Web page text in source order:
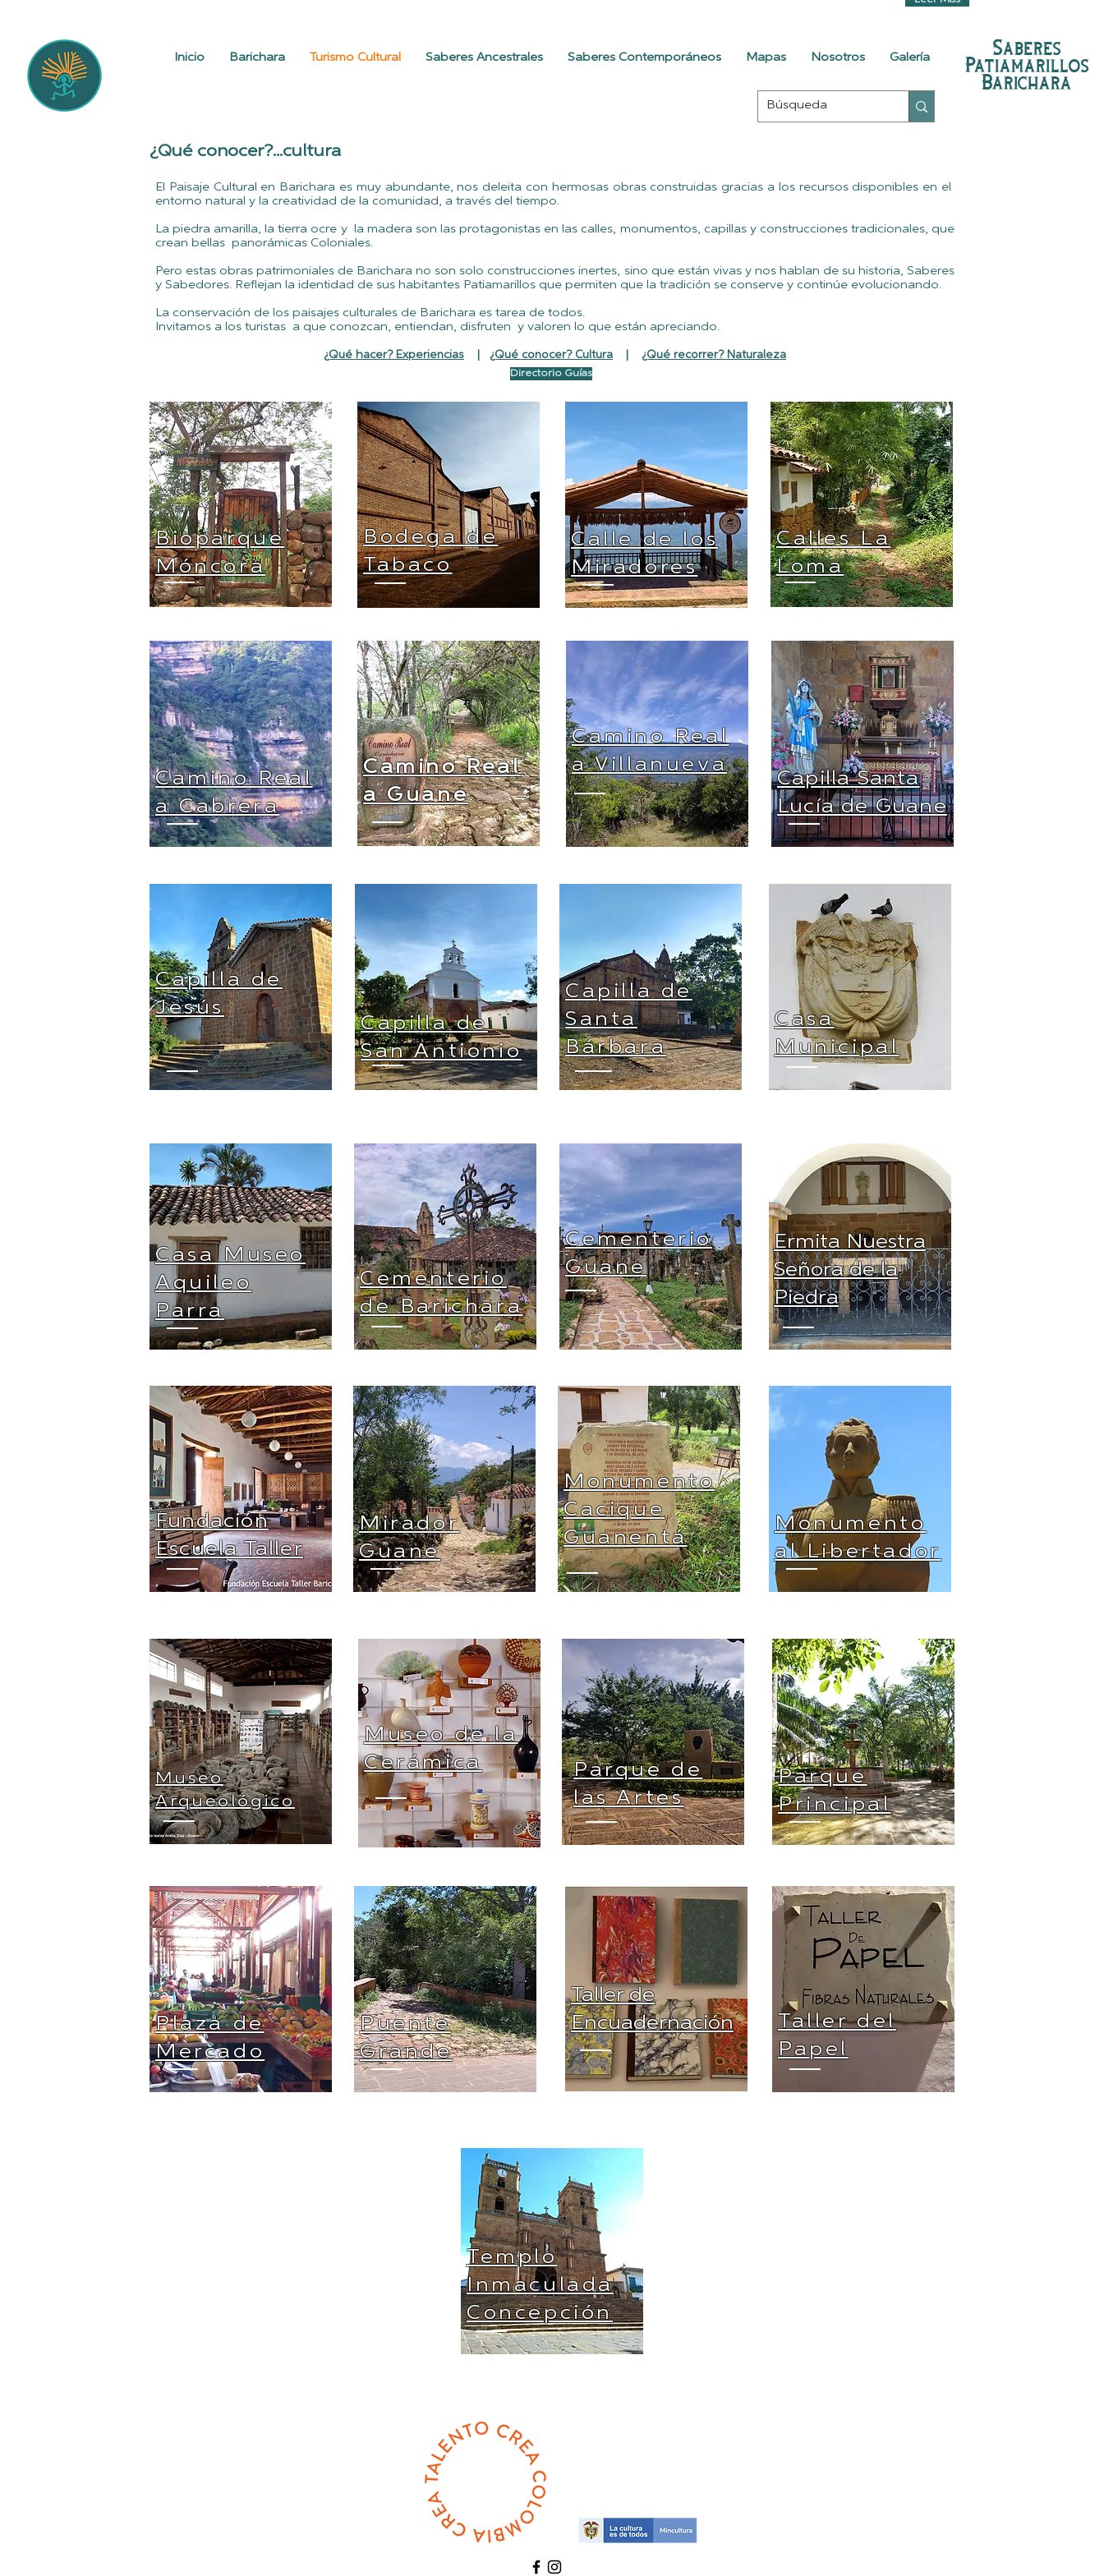
Inicio Barichara Turismo Cultural Saberes Ancestrales Saberes Contemporáneos Mapas Nosotros Galería Saberes
Patiamarillos
Barichara
¿Qué conocer?...cultura
El Paisaje Cultural en Barichara es muy abundante, nos deleita con hermosas obras construidas gracias a los recursos disponibles en el
entorno natural y la creatividad de la comunidad, a través del tiempo.
La piedra amarilla, la tierra ocre y la madera son las protagonistas en las calles, monumentos, capillas y construcciones tradicionales, que
crean bellas panorámicas Coloniales.
Pero estas obras patrimoniales de Barichara no son solo construcciones inertes, sino que están vivas y nos hablan de su historia, Saberes
y Sabedores. Reflejan la identidad de sus habitantes Patiamarillos que permiten que la tradición se conserve y continúe evolucionando.
La conservación de los paisajes culturales de Barichara es tarea de todos.
Invitamos a los turistas a que conozcan, entiendan, disfruten y valoren lo que están apreciando.
¿Qué hacer? Experiencias ¿Qué conocer? Cultura ¿Qué recorrer? Naturaleza
Directorio Guías
Bioparque
Móncora
Bodega de
Tabaco
Calle de los
Miradores
Calles La
Loma
Camino Real
a Cabrera
Camino Real
a Guane
Camino Real
a Villanueva
Capilla Santa
Lucía de Guane
Capilla de
Jesús
Capilla de
San Antionio
Capilla de
Santa
Bárbara
Casa
Municipal
Casa Museo
Aquileo
Parra
Cementerio
de Barichara
Cementerio
Guane
Ermita Nuestra
Señora de la
Piedra
Fundación
Escuela Taller
Mirador
Guane
Monumento
Cacique
Guanentá
Monumento
al Libertador
Museo
Arqueológico
Museo de la
Cerámica
Parque de
las Artes
Parque
Principal
Plaza de
Mercado
Puente
Grande
Taller de
Encuadernación
Taller del
Papel
Templo
Inmaculada
Concepción